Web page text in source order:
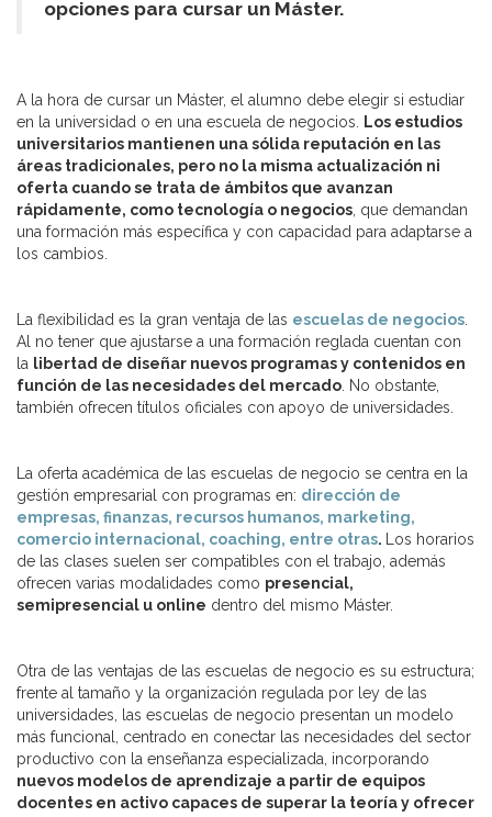
opciones para cursar un Máster.
A la hora de cursar un Máster, el alumno debe elegir si estudiar
en la universidad o en una escuela de negocios.
Los estudios
universitarios mantienen una sólida reputación en las
áreas tradicionales, pero no la misma actualización ni
oferta cuando se trata de ámbitos que avanzan
rápidamente, como tecnología o negocios , que demandan
una formación más específica y con capacidad para adaptarse a
los cambios.
La flexibilidad es la gran ventaja de las escuelas de negocios
Al no tener que ajustarse a una formación reglada cuentan con
la libertad de diseñar nuevos programas y contenidos en
función de las necesidades del mercado . No obstante,
también ofrecen títulos oficiales con apoyo de universidades.
La oferta académica de las escuelas de negocio se centra en la
gestión empresarial con programas en: dirección de
empresas, finanzas, recursos humanos, marketing,
comercio internacional, coaching, entre otras.
Los horarios
de las clases suelen ser compatibles con el trabajo, además
ofrecen varias modalidades como presencial,
semipresencial u online dentro del mismo Máster.
Otra de las ventajas de las escuelas de negocio es su estructura;
frente al tamaño y la organización regulada por ley de las
universidades, las escuelas de negocio presentan un modelo
más funcional, centrado en conectar las necesidades del sector
productivo con la enseñanza especializada, incorporando
nuevos modelos de aprendizaje a partir de equipos
docentes en activo capaces de superar la teoría y ofrecer